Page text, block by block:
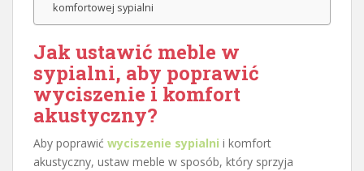
komfortowej sypialni
Jak ustawić meble w
sypialni, aby poprawić
wyciszenie i komfort
akustyczny?
Aby poprawić wyciszenie sypialni i komfort
akustyczny, ustaw meble w sposób, który sprzyja